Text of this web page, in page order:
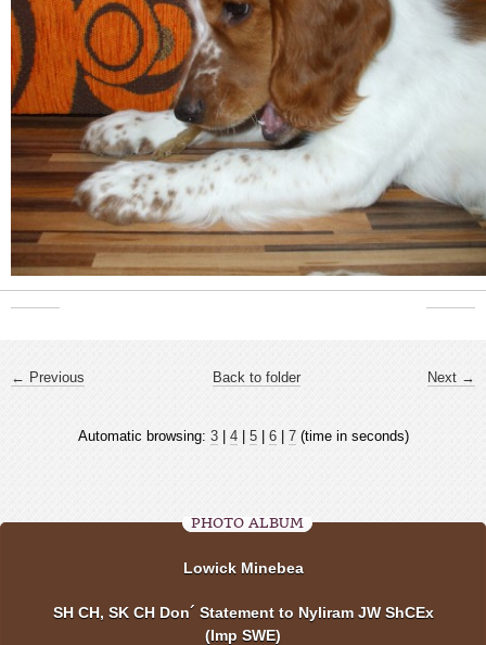
← Previous Next →
Back to folder
Automatic browsing: 3| 4| 5| 6| 7(time in seconds)
PHOTO ALBUM
Lowick Minebea
SH CH, SK CH Don´ Statement to Nyliram JW ShCEx
(Imp SWE)